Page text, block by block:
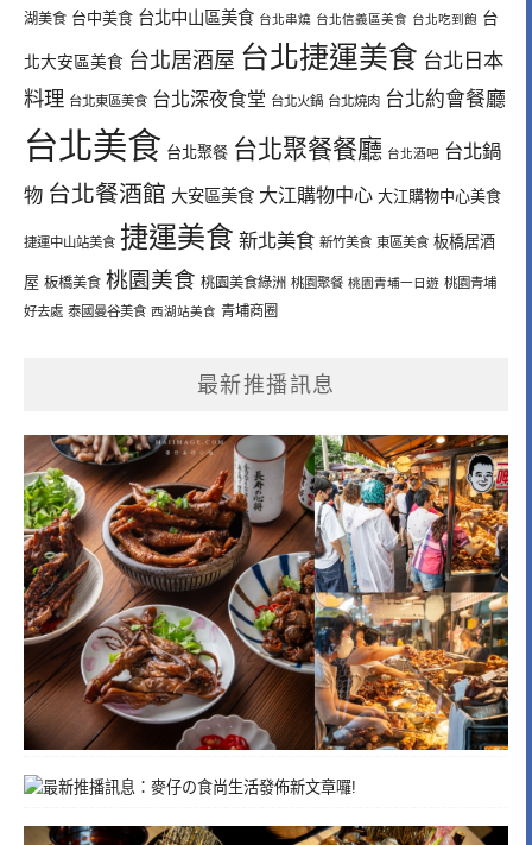
湖美食 台中美食 台北中山區美食 台北串燒 台北信義區美食 台北吃到飽 台
北大安區美食 台北居酒屋 台北捷運美食 台北日本
料理 台北東區美食 台北深夜食堂 台北火鍋 台北燒肉 台北約會餐廳
台北美食 台北聚餐 台北聚餐餐廳 台北酒吧 台北鍋
物 台北餐酒館 大安區美食 大江購物中心 大江購物中心美食
捷運中山站美食 捷運美食 新北美食 新竹美食 東區美食 板橋居酒
屋 板橋美食 桃園美食 桃園美食綠洲 桃園聚餐 桃園青埔一日遊 桃園青埔
好去處 泰國曼谷美食 西湖站美食 青埔商圈
最新推播訊息